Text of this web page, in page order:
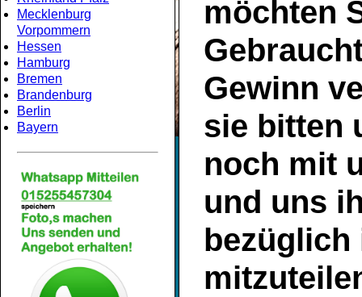
Mecklenburg
Vorpommern
Hessen
Hamburg
Bremen
Brandenburg
Berlin
Bayern
möchten
Gewinn
sie bitten
noch mit
und uns